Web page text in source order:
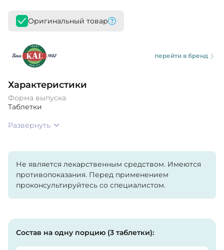
Оригинальный товар
перейти в бренд
Характеристики
Форма выпуска
Таблетки
Развернуть
Не является лекарственным средством. Имеются
противопоказания. Перед применением
проконсультируйтесь со специалистом.
Состав на одну порцию (3 таблетки):